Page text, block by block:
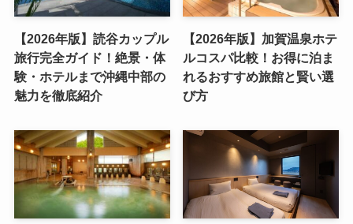
【2026年版】読谷カップル
旅行完全ガイド！絶景・体
験・ホテルまで沖縄中部の
魅力を徹底紹介
【2026年版】加賀温泉ホテ
ルコスパ比較！お得に泊ま
れるおすすめ旅館と賢い選
び方